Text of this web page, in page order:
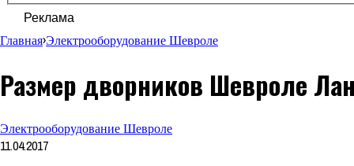
Реклама
Главная›Электрооборудование Шевроле
Размер дворников Шевроле
Электрооборудование Шевроле
11.04.2017